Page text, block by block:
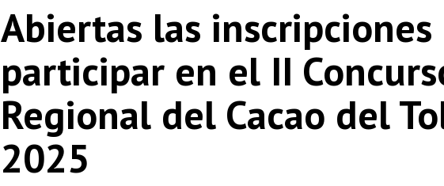
Abiertas las inscripciones
participar en el II
Regional del Cacao del
2025